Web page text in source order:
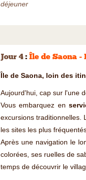
déjeuner
Jour 4: Île de Saona -
Île de Saona, loin des
Aujourd'hui, cap sur l'une
Vous embarquez en
excursions traditionnelles.
les sites les plus
Après une navigation le
colorées, ses ruelles de
temps de découvrir le